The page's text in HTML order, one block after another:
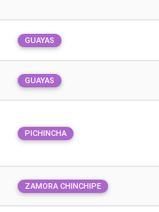
GUAYAS
GUAYAS
PICHINCHA
ZAMORA CHINCHIPE